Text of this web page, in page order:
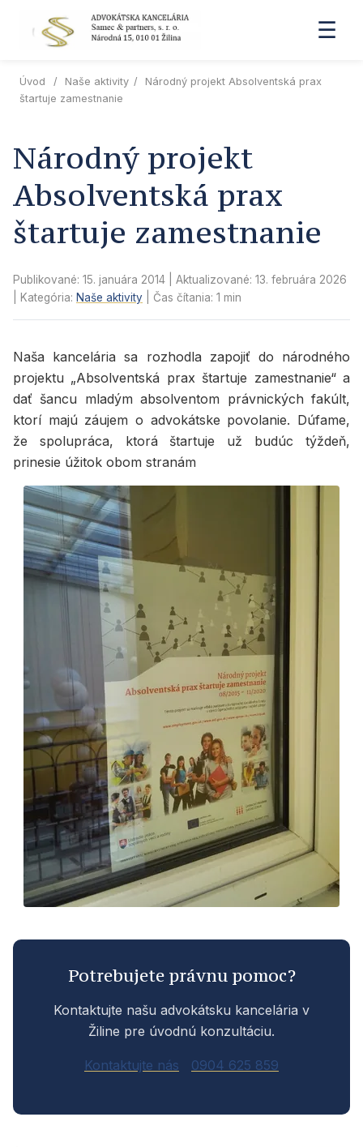
☰
Úvod / Naše aktivity /
Národný projekt Absolventská prax
štartuje zamestnanie
Národný projekt
Absolventská prax
štartuje zamestnanie
Publikované: 15. januára 2014 | Aktualizované: 13. februára 2026
| Kategória: Naše aktivity | Čas čítania: 1 min
Naša kancelária sa rozhodla zapojiť do národného
projektu „Absolventská prax štartuje zamestnanie“ a
dať šancu mladým absolventom právnických fakúlt,
ktorí majú záujem o advokátske povolanie. Dúfame,
že spolupráca, ktorá štartuje už budúc týždeň,
prinesie úžitok obom stranám
Potrebujete právnu pomoc?
Kontaktujte našu advokátsku kancelária v
Žiline pre úvodnú konzultáciu.
Kontaktujte nás 0904 625 859